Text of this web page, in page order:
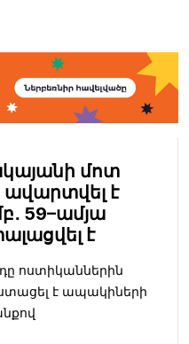
մոտ
ավարտվել է
59–ամյա
է
ոստիկաններին
է ապակիների